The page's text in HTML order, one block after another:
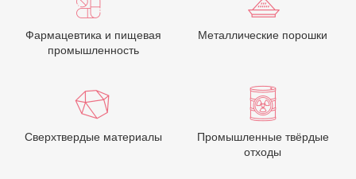
Фармацевтика и пищевая
промышленность
Металлические порошки
Сверхтвердые материалы
Промышленные твёрдые
отходы